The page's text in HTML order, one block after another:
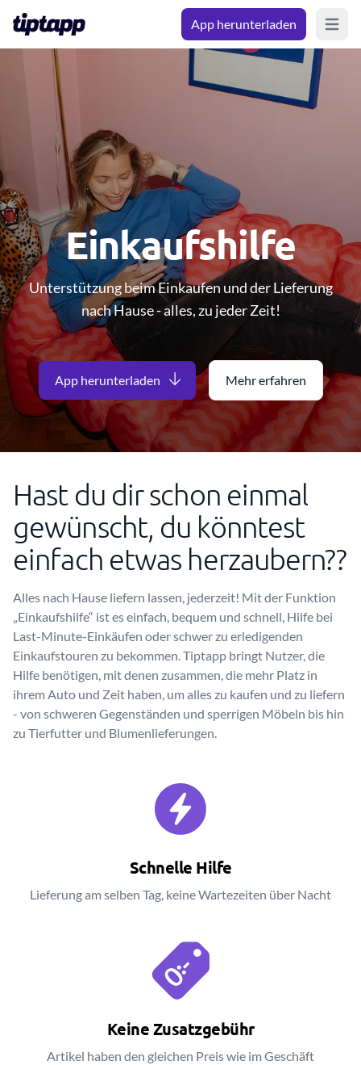
App herunterladen Open
Einkaufshilfe
Unterstützung beim Einkaufen und der Lieferung
nach Hause - alles, zu jeder Zeit!
App herunterladen Mehr erfahren
Hast du dir schon einmal
gewünscht, du könntest
einfach etwas herzaubern??
Alles nach Hause liefern lassen, jederzeit! Mit der Funktion
„Einkaufshilfe“ ist es einfach, bequem und schnell, Hilfe bei
Last-Minute-Einkäufen oder schwer zu erledigenden
Einkaufstouren zu bekommen. Tiptapp bringt Nutzer, die
Hilfe benötigen, mit denen zusammen, die mehr Platz in
ihrem Auto und Zeit haben, um alles zu kaufen und zu liefern
- von schweren Gegenständen und sperrigen Möbeln bis hin
zu Tierfutter und Blumenlieferungen.
Schnelle Hilfe
Lieferung am selben Tag, keine Wartezeiten über Nacht
Keine Zusatzgebühr
Artikel haben den gleichen Preis wie im Geschäft